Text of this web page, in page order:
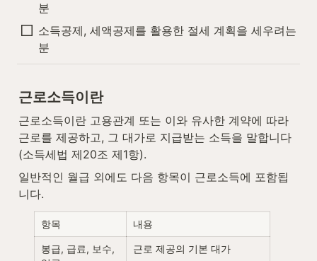
분
소득공제, 세액공제를 활용한 절세 계획을 세우려는
분
근로소득이란
근로소득이란 고용관계 또는 이와 유사한 계약에 따라
근로를 제공하고, 그 대가로 지급받는 소득을 말합니다
(소득세법 제20조 제1항).
일반적인 월급 외에도 다음 항목이 근로소득에 포함됩
니다.
항목 내용
봉급, 급료, 보수,
근로 제공의 기본 대가